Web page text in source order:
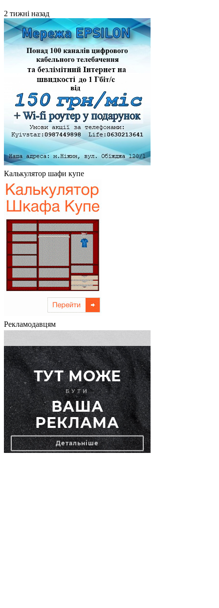
2 тижні назад
Калькулятор шафи купе
Рекламодавцям